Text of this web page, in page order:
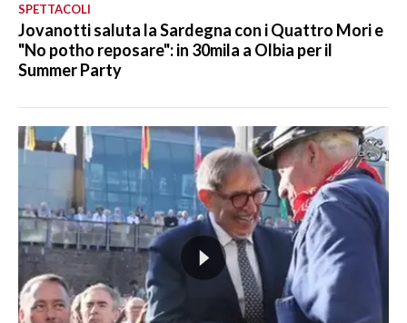
SPETTACOLI
Jovanotti saluta la Sardegna con i Quattro Mori e
"No potho reposare": in 30mila a Olbia per il
Summer Party